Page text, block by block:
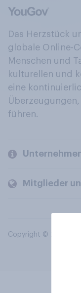
Das Herzstück
globale Online-
Menschen und
kulturellen und
eine
führen.
Mitglieder
Copyright © 2026